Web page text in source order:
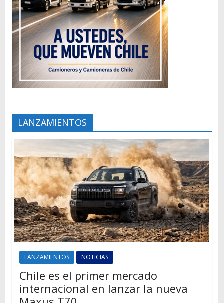
LANZAMIENTOS
LANZAMIENTOS NOTICIAS
Chile es el primer mercado
internacional en lanzar la nueva